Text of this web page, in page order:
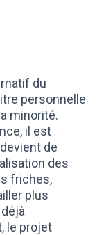
du
personnelle
minorité.
il est
de
des
friches,
plus
le projet